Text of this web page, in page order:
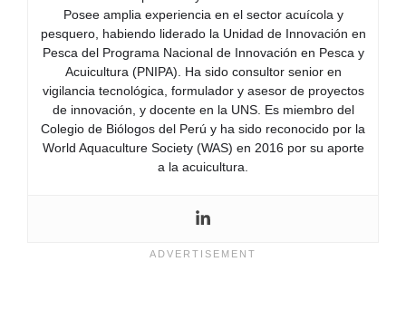
Posee amplia experiencia en el sector acuícola y
pesquero, habiendo liderado la Unidad de Innovación en
Pesca del Programa Nacional de Innovación en Pesca y
Acuicultura (PNIPA). Ha sido consultor senior en
vigilancia tecnológica, formulador y asesor de proyectos
de innovación, y docente en la UNS. Es miembro del
Colegio de Biólogos del Perú y ha sido reconocido por la
World Aquaculture Society (WAS) en 2016 por su aporte
a la acuicultura.